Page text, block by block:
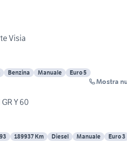
Visia
Benzina Manuale
Euro 5
Mostra
Y 60
189937 Km Diesel Manuale Euro 3